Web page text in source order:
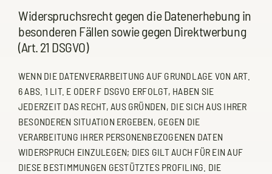
Widerspruchsrecht gegen die Datenerhebung in
besonderen Fällen sowie gegen Direktwerbung
(Art. 21 DSGVO)
WENN DIE DATENVERARBEITUNG AUF GRUNDLAGE VON ART.
6 ABS. 1 LIT. E ODER F DSGVO ERFOLGT, HABEN SIE
JEDERZEIT DAS RECHT, AUS GRÜNDEN, DIE SICH AUS IHRER
BESONDEREN SITUATION ERGEBEN, GEGEN DIE
VERARBEITUNG IHRER PERSONENBEZOGENEN DATEN
WIDERSPRUCH EINZULEGEN; DIES GILT AUCH FÜR EIN AUF
DIESE BESTIMMUNGEN GESTÜTZTES PROFILING. DIE